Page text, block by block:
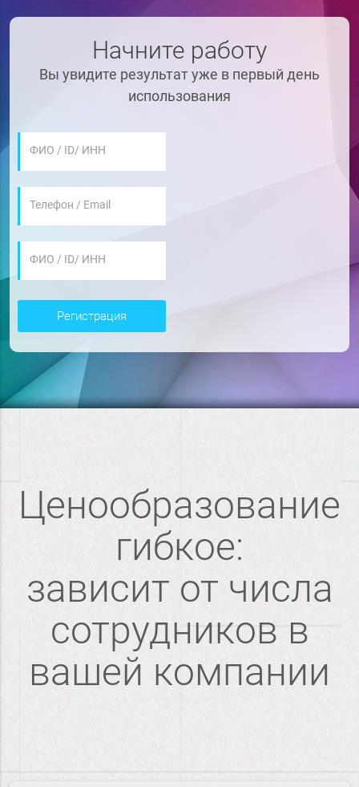
Начните работу
Вы увидите результат уже в первый день
использования
ФИО / ID/ ИНН
Телефон / Email
ФИО / ID/ ИНН
регистрация
Ценообразование
гибкое:
зависит от числа
сотрудников в
вашей компании